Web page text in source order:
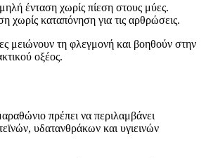
ένταση χωρίς πίεση στους μύες.
χωρίς καταπόνηση για τις αρθρώσεις.
μειώνουν τη φλεγμονή και βοηθούν στην
οξέος.
πρέπει να περιλαμβάνει
υδατανθράκων και υγιεινών